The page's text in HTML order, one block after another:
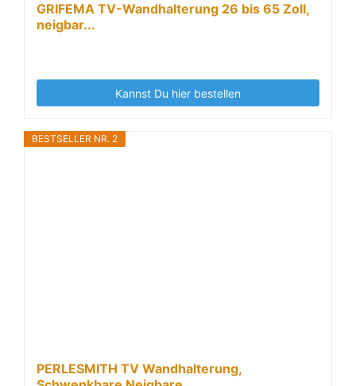
GRIFEMA TV-Wandhalterung 26 bis 65 Zoll,
neigbar...
Kannst Du hier bestellen
BESTSELLER NR. 2
PERLESMITH TV Wandhalterung,